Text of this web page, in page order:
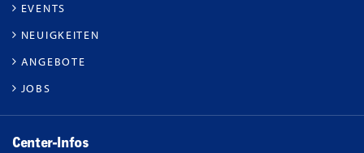
EVENTS
NEUIGKEITEN
ANGEBOTE
JOBS
Center-Infos